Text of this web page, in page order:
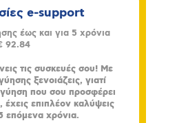
e-support
έως και για 5 χρόνια
92.84
τις συσκευές σου! Με
ξενοιάζεις, γιατί
που σου προσφέρει
επιπλέον καλύψεις
επόμενα χρόνια.